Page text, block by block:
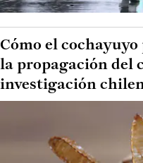
Cómo el
la propagación del
investigación